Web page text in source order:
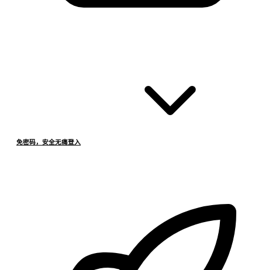
免密码，安全无痛登入